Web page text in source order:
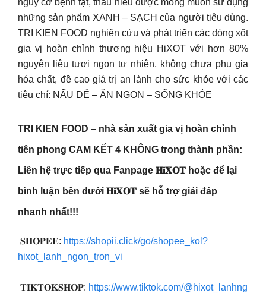
những sản phẩm XANH – SẠCH của người tiêu dùng.
TRI KIEN FOOD nghiên cứu và phát triển các dòng xốt
gia vị hoàn chỉnh thương hiệu HiXOT với hơn 80%
nguyên liệu tươi ngon tự nhiên, không chưa phụ gia
hóa chất, đề cao giá trị an lành cho sức khỏe với các
tiêu chí: NẤU DỄ – ĂN NGON – SỐNG KHỎE
TRI KIEN FOOD – nhà sản xuất gia vị hoàn chỉnh
tiên phong CAM KẾT 4 KHÔNG trong thành phần:
Liên hệ trực tiếp qua Fanpage 𝐇𝐢𝐗𝐎𝐓 hoặc để lại
bình luận bên dưới 𝐇𝐢𝐗𝐎𝐓 sẽ hỗ trợ giải đáp
nhanh nhất!!!
𝐒𝐇𝐎𝐏𝐄𝐄: https://shopii.click/go/shopee_kol?
hixot_lanh_ngon_tron_vi
𝐓𝐈𝐊𝐓𝐎𝐊𝐒𝐇𝐎𝐏: https://www.tiktok.com/@hixot_lanhng